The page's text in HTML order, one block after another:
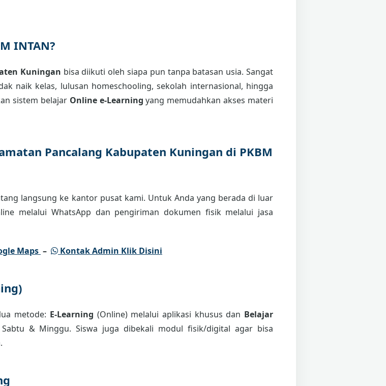
INTAN?
Kuningan bisa diikuti oleh siapa pun tanpa batasan usia. Sangat
naik kelas, lulusan homeschooling, sekolah internasional, hingga
sistem belajar Online e-Learning yang memudahkan akses materi
Pancalang Kabupaten Kuningan di PKBM
langsung ke kantor pusat kami. Untuk Anda yang berada di luar
melalui WhatsApp dan pengiriman dokumen fisik melalui jasa
Maps – Kontak Admin Klik Disini
metode: E-Learning (Online) melalui aplikasi khusus dan Belajar
& Minggu. Siswa juga dibekali modul fisik/digital agar bisa